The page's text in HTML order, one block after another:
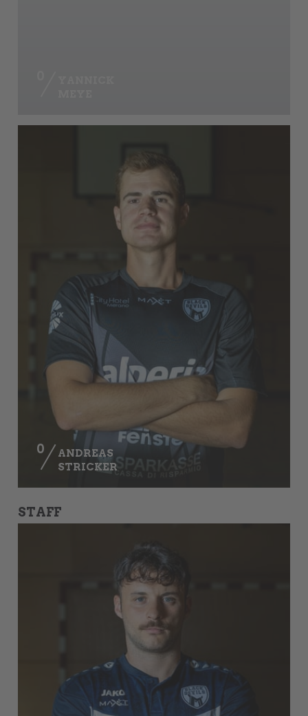
0
ANDREAS
STRICKER
STAFF